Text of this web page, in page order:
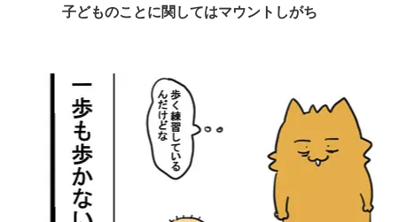
子どものことに関してはマウントしがち